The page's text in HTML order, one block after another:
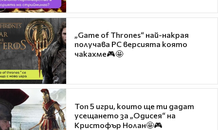
„Game of Thrones“ най-накрая
получава PC версията която
чакахме🎮🤩
Топ 5 игри, които ще ти дадат
усещането за „Одисея“ на
Кристофър Нолан🤩🎮